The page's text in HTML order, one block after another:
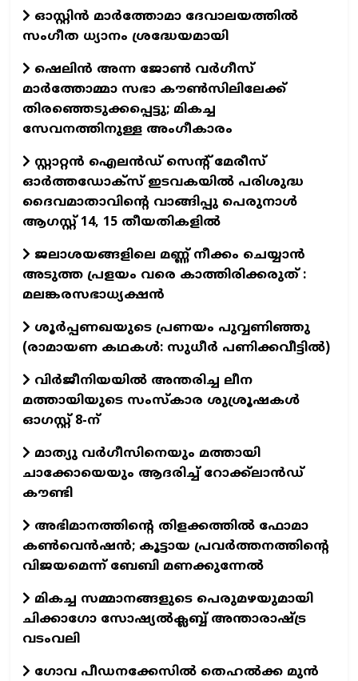
ഓസ്റ്റിൻ മാർത്തോമാ ദേവാലയത്തിൽ
സംഗീത ധ്യാനം ശ്രദ്ധേയമായി
ഷെലിൻ അന്ന ജോൺ വർഗീസ്
മാർത്തോമ്മാ സഭാ കൗൺസിലിലേക്ക്
തിരഞ്ഞെടുക്കപ്പെട്ടു; മികച്ച
സേവനത്തിനുള്ള അംഗീകാരം
സ്റ്റാറ്റൻ ഐലൻഡ് സെന്റ് മേരീസ്
ഓർത്തഡോക്സ് ഇടവകയിൽ പരിശുദ്ധ
ദൈവമാതാവിന്റെ വാങ്ങിപ്പു പെരുനാൾ
ആഗസ്റ്റ് 14, 15 തീയതികളിൽ
ജലാശയങ്ങളിലെ മണ്ണ് നീക്കം ചെയ്യാൻ
അടുത്ത പ്രളയം വരെ കാത്തിരിക്കരുത് :
മലങ്കരസഭാധ്യക്ഷൻ
ശൂർപ്പണഖയുടെ പ്രണയം പുവ്വണിഞ്ഞു
(രാമായണ കഥകൾ: സുധീർ പണിക്കവീട്ടിൽ)
വിര്‍ജീനിയയില്‍ അന്തരിച്ച ലീന
മത്തായിയുടെ സംസ്കാര ശുശ്രൂഷകൾ
ഓഗസ്റ്റ് 8-ന്
മാത്യു വർഗീസിനെയും മത്തായി
ചാക്കോയെയും ആദരിച്ച് റോക്ക്ലാൻഡ്
കൗണ്ടി
അഭിമാനത്തിന്റെ തിളക്കത്തില്‍ ഫോമാ
കണ്‍വെന്‍ഷന്‍; കൂട്ടായ പ്രവര്‍ത്തനത്തിന്റെ
വിജയമെന്ന് ബേബി മണക്കുന്നേല്‍
മികച്ച സമ്മാനങ്ങളുടെ പെരുമഴയുമായി
ചിക്കാഗോ സോഷ്യൽക്ലബ്ബ് അന്താരാഷ്‌ട്ര
വടംവലി
ഗോവ പീഡനക്കേസിൽ തെഹൽക്ക മുൻ